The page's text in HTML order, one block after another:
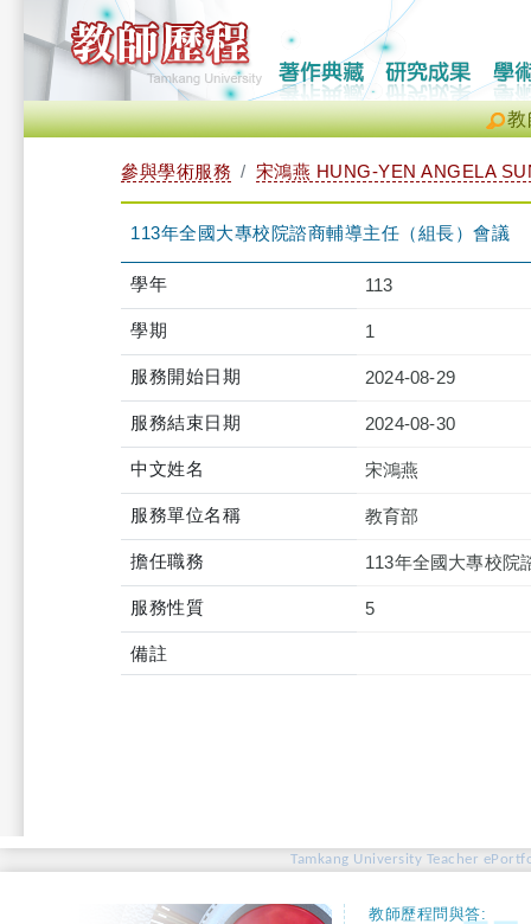
教
參與學術服務 宋鴻燕 HUNG-YEN ANGELA
113年全國大專校院諮商輔導主任（組長）會議
學年 113
學期 1
服務開始日期 2024-08-29
服務結束日期 2024-08-30
中文姓名 宋鴻燕
服務單位名稱 教育部
擔任職務 113年全國大專校院
服務性質 5
備註
Tamkang University Teacher
教師歷程問與答: